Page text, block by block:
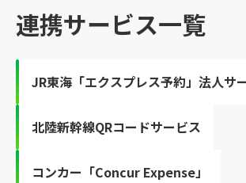
連携サービス一覧
JR東海「エクスプレス予約」法人サ
北陸新幹線QRコードサービス
コンカー「Concur Expense」